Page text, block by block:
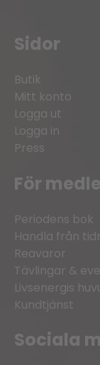
Sidor
Butik
Mitt konto
Logga ut
Logga in
Press
För
Periodens bok
Handla från
Reavaror
Tävlingar &
Livsenergis
Kundtjänst
Sociala